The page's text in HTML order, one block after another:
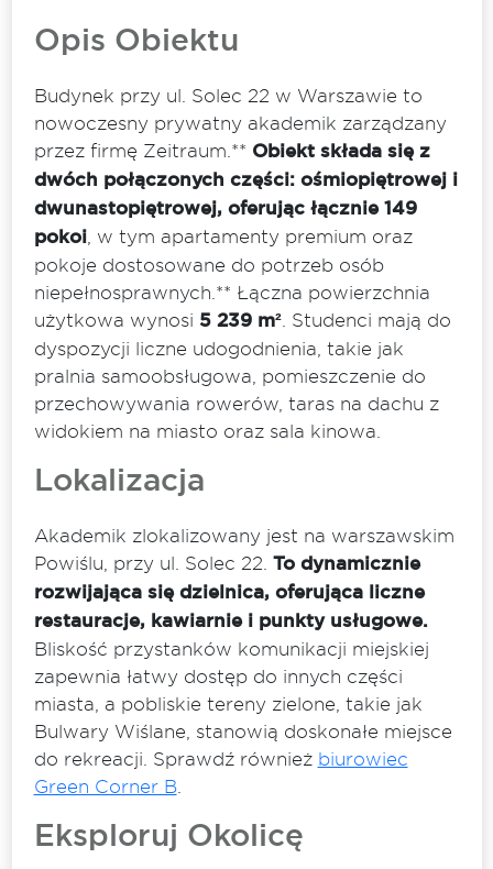
Opis Obiektu
Budynek przy ul. Solec 22 w Warszawie to
nowoczesny prywatny akademik zarządzany
przez firmę Zeitraum.** Obiekt składa się z
dwóch połączonych części: ośmiopiętrowej i
dwunastopiętrowej, oferując łącznie 149
pokoi, w tym apartamenty premium oraz
pokoje dostosowane do potrzeb osób
niepełnosprawnych.** Łączna powierzchnia
użytkowa wynosi 5 239 m². Studenci mają do
dyspozycji liczne udogodnienia, takie jak
pralnia samoobsługowa, pomieszczenie do
przechowywania rowerów, taras na dachu z
widokiem na miasto oraz sala kinowa.
Lokalizacja
Akademik zlokalizowany jest na warszawskim
Powiślu, przy ul. Solec 22. To dynamicznie
rozwijająca się dzielnica, oferująca liczne
restauracje, kawiarnie i punkty usługowe.
Bliskość przystanków komunikacji miejskiej
zapewnia łatwy dostęp do innych części
miasta, a pobliskie tereny zielone, takie jak
Bulwary Wiślane, stanowią doskonałe miejsce
do rekreacji. Sprawdź również biurowiec
Green Corner B.
Eksploruj Okolicę